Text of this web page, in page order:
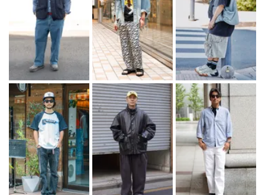
ネックレス カルティエ
ブレスレット バニー
リング カルティエ